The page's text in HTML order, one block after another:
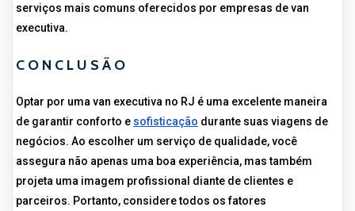
serviços mais comuns oferecidos por empresas de van
executiva.
CONCLUSÃO
Optar por uma van executiva no RJ é uma excelente maneira
de garantir conforto e sofisticação durante suas viagens de
negócios. Ao escolher um serviço de qualidade, você
assegura não apenas uma boa experiência, mas também
projeta uma imagem profissional diante de clientes e
parceiros. Portanto, considere todos os fatores